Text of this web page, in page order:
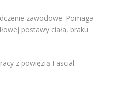
zawodowe. Pomaga
postawy ciała, braku
z powięzią Fascial